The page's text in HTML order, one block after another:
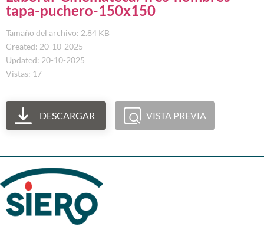
tapa-puchero-150x150
Tamaño del archivo: 2.84 KB
Created: 20-10-2025
Updated: 20-10-2025
Vistas: 17
DESCARGAR VISTA PREVIA